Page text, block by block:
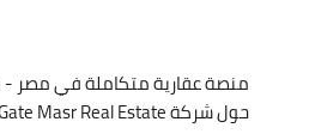
منصة عقارية متكاملة في مصر -
حول شركة Gate Masr Real Estate